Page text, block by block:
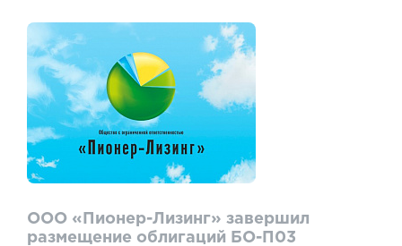
ООО «Пионер-Лизинг» завершил
размещение облигаций БО-П03